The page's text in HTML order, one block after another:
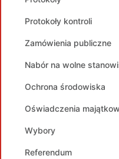
Protokoły kontroli
Zamówienia publiczne
Nabór na wolne
Ochrona środowiska
Oświadczenia
Wybory
Referendum